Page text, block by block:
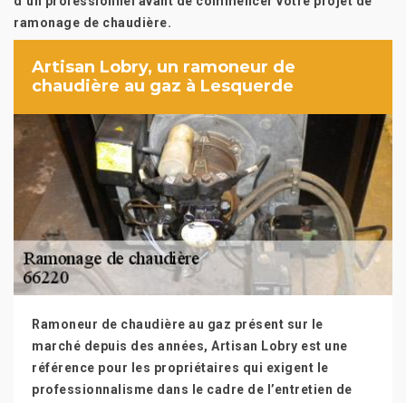
ramonage de chaudière.
Artisan Lobry, un ramoneur de
chaudière au gaz à Lesquerde
Ramoneur de chaudière au gaz présent sur le
marché depuis des années, Artisan Lobry est une
référence pour les propriétaires qui exigent le
professionnalisme dans le cadre de l’entretien de